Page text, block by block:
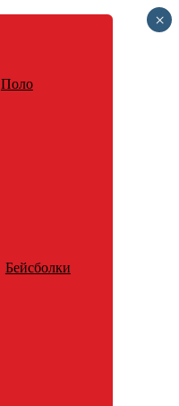
Поло
Бейсболки
×